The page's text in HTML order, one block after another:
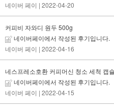
네이버 페이 | 2022-04-20
커피비 자와디 원두 500g
네이버페이에서 작성된 후기입니다.
네이버 페이 | 2022-04-16
네스프레소호환 커피머신 청소 세척 캡
네이버페이에서 작성된 후기입니다.
네이버 페이 | 2022-04-15